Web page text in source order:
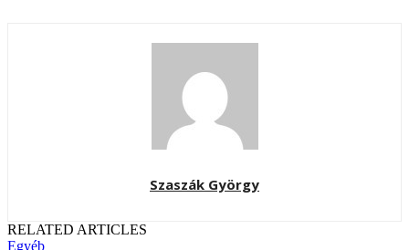
Szaszák György
RELATED ARTICLES
Egyéb